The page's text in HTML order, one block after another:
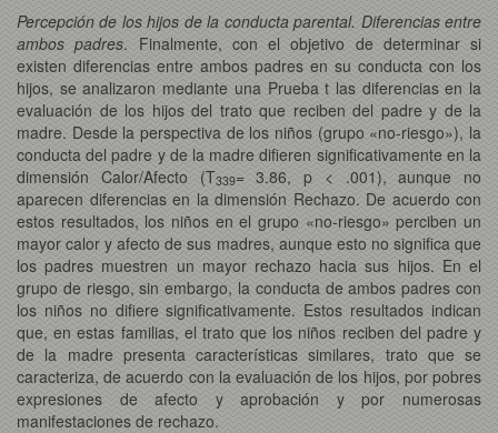
Percepción de los hijos de la conducta parental. Diferencias entre
ambos padres. Finalmente, con el objetivo de determinar si
existen diferencias entre ambos padres en su conducta con los
hijos, se analizaron mediante una Prueba t las diferencias en la
evaluación de los hijos del trato que reciben del padre y de la
madre. Desde la perspectiva de los niños (grupo «no-riesgo»), la
conducta del padre y de la madre difieren significativamente en la
dimensión Calor/Afecto (T339= 3.86, p < .001), aunque no
aparecen diferencias en la dimensión Rechazo. De acuerdo con
estos resultados, los niños en el grupo «no-riesgo» perciben un
mayor calor y afecto de sus madres, aunque esto no significa que
los padres muestren un mayor rechazo hacia sus hijos. En el
grupo de riesgo, sin embargo, la conducta de ambos padres con
los niños no difiere significativamente. Estos resultados indican
que, en estas familias, el trato que los niños reciben del padre y
de la madre presenta características similares, trato que se
caracteriza, de acuerdo con la evaluación de los hijos, por pobres
expresiones de afecto y aprobación y por numerosas
manifestaciones de rechazo.